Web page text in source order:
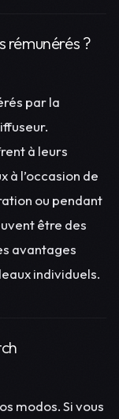
rémunérés ?
par la
à leurs
à l’occasion de
ou pendant
être des
avantages
individuels.
modos. Si vous